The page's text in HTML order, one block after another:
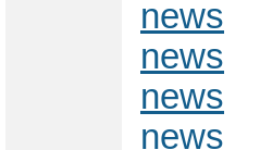
news
news
news
news